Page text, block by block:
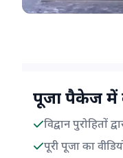
पूजा पैकेज में
विद्वान पुरोहितों
पूरी पूजा का